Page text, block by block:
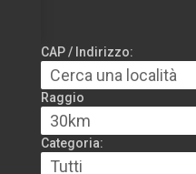
CAP / Indirizzo:
Raggio
Categoria: